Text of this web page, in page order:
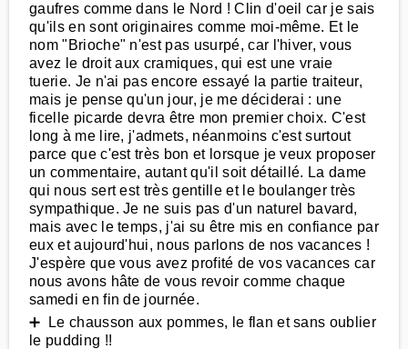
gaufres comme dans le Nord ! Clin d'oeil car je sais
qu'ils en sont originaires comme moi-même. Et le
nom "Brioche" n'est pas usurpé, car l'hiver, vous
avez le droit aux cramiques, qui est une vraie
tuerie. Je n'ai pas encore essayé la partie traiteur,
mais je pense qu'un jour, je me déciderai : une
ficelle picarde devra être mon premier choix. C'est
long à me lire, j'admets, néanmoins c'est surtout
parce que c'est très bon et lorsque je veux proposer
un commentaire, autant qu'il soit détaillé. La dame
qui nous sert est très gentille et le boulanger très
sympathique. Je ne suis pas d'un naturel bavard,
mais avec le temps, j'ai su être mis en confiance par
eux et aujourd'hui, nous parlons de nos vacances !
J'espère que vous avez profité de vos vacances car
nous avons hâte de vous revoir comme chaque
samedi en fin de journée.
➕ Le chausson aux pommes, le flan et sans oublier
le pudding !!